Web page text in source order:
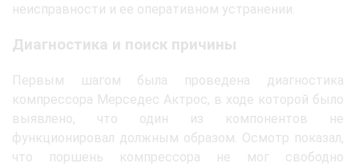
неисправности и ее оперативном устранении.
Диагностика и поиск причины
Первым шагом была проведена диагностика
компрессора Мерседес Актрос, в ходе которой было
выявлено, что один из компонентов не
функционировал должным образом. Осмотр показал,
что поршень компрессора не мог свободно